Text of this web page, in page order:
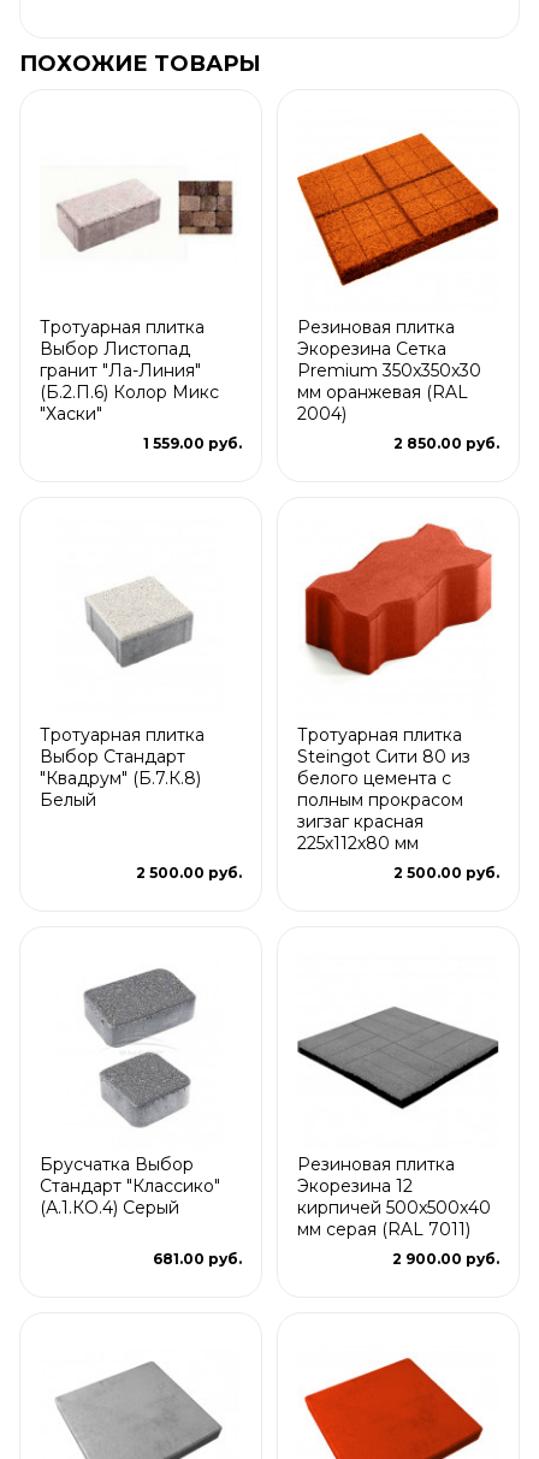
ПОХОЖИЕ ТОВАРЫ
Тротуарная плитка
Выбор Листопад
гранит "Ла-Линия"
(Б.2.П.6) Колор Микс
"Хаски"
1 559.00 руб.
Резиновая плитка
Экорезина Сетка
Premium 350x350x30
мм оранжевая (RAL
2004)
2 850.00 руб.
Тротуарная плитка
Выбор Стандарт
"Квадрум" (Б.7.К.8)
Белый
2 500.00 руб.
Тротуарная плитка
Steingot Сити 80 из
белого цемента с
полным прокрасом
зигзаг красная
225х112х80 мм
2 500.00 руб.
Брусчатка Выбор
Стандарт "Классико"
(А.1.КО.4) Серый
681.00 руб.
Резиновая плитка
Экорезина 12
кирпичей 500x500x40
мм серая (RAL 7011)
2 900.00 руб.